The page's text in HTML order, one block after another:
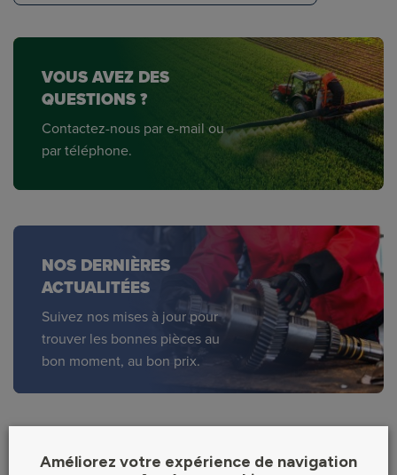
VOUS AVEZ DES
QUESTIONS ?
Contactez-nous par e-mail ou
par téléphone.
NOS DERNIÈRES
ACTUALITÉES
Suivez nos mises à jour pour
trouver les bonnes pièces au
bon moment, au bon prix.
catégories de produits
Améliorez votre expérience de navigation